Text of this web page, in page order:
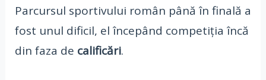
Parcursul sportivului român până în finală a
fost unul dificil, el începând competiția încă
din faza de calificări.